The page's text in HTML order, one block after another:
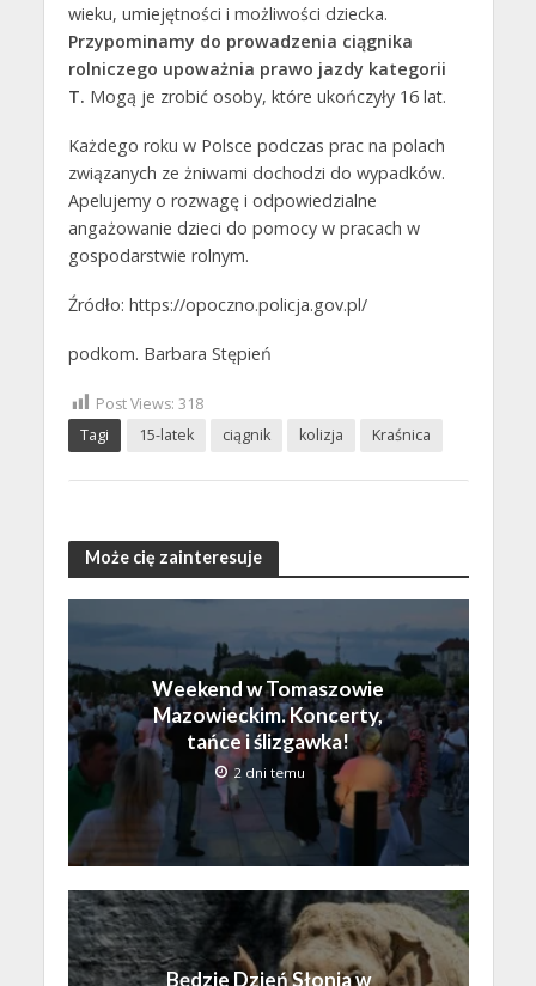
wieku, umiejętności i możliwości dziecka.
Przypominamy do prowadzenia ciągnika
rolniczego upoważnia prawo jazdy kategorii
T. Mogą je zrobić osoby, które ukończyły 16 lat.
Każdego roku w Polsce podczas prac na polach
związanych ze żniwami dochodzi do wypadków.
Apelujemy o rozwagę i odpowiedzialne
angażowanie dzieci do pomocy w pracach w
gospodarstwie rolnym.
Źródło: https://opoczno.policja.gov.pl/
podkom. Barbara Stępień
Post Views: 318
Tagi
15-latek ciągnik kolizja Kraśnica
Może cię zainteresuje
Weekend w Tomaszowie
Mazowieckim. Koncerty,
tańce i ślizgawka!
2 dni temu
Będzie Dzień Słonia w